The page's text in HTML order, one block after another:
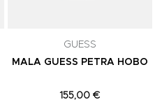
GUESS
MALA GUESS PETRA HOBO
155,00 €